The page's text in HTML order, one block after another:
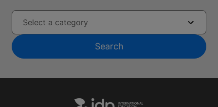
Select a category
Search